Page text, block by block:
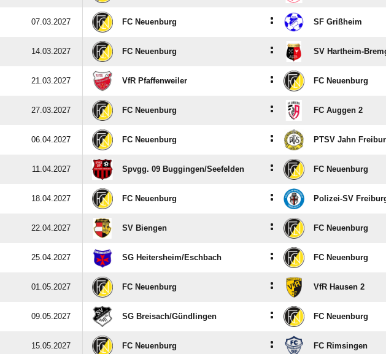
07.03.2027 FC Neuenburg : SF Grißheim
14.03.2027 FC Neuenburg : SV Hartheim-
21.03.2027 VfR Pfaffenweiler : FC Neuenburg
27.03.2027 FC Neuenburg : FC Auggen 2
06.04.2027 FC Neuenburg : PTSV Jahn
11.04.2027 Spvgg. 09 Buggingen/​Seefelden : FC Neuenburg
18.04.2027 FC Neuenburg : Polizei-SV
22.04.2027 SV Biengen : FC Neuenburg
25.04.2027 SG Heitersheim/​Eschbach : FC Neuenburg
01.05.2027 FC Neuenburg : VfR Hausen 2
09.05.2027 SG Breisach/​Gündlingen : FC Neuenburg
15.05.2027 FC Neuenburg : FC Rimsingen